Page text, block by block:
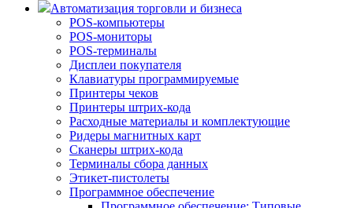
Автоматизация торговли и бизнеса
POS-компьютеры
POS-мониторы
POS-терминалы
Дисплеи покупателя
Клавиатуры программируемые
Принтеры чеков
Принтеры штрих-кода
Расходные материалы и комплектующие
Ридеры магнитных карт
Сканеры штрих-кода
Терминалы сбора данных
Этикет-пистолеты
Программное обеспечение